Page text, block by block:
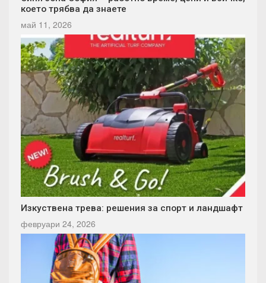
което трябва да знаете
май 11, 2026
Изкуствена трева: решения за спорт и ландшафт
февруари 24, 2026